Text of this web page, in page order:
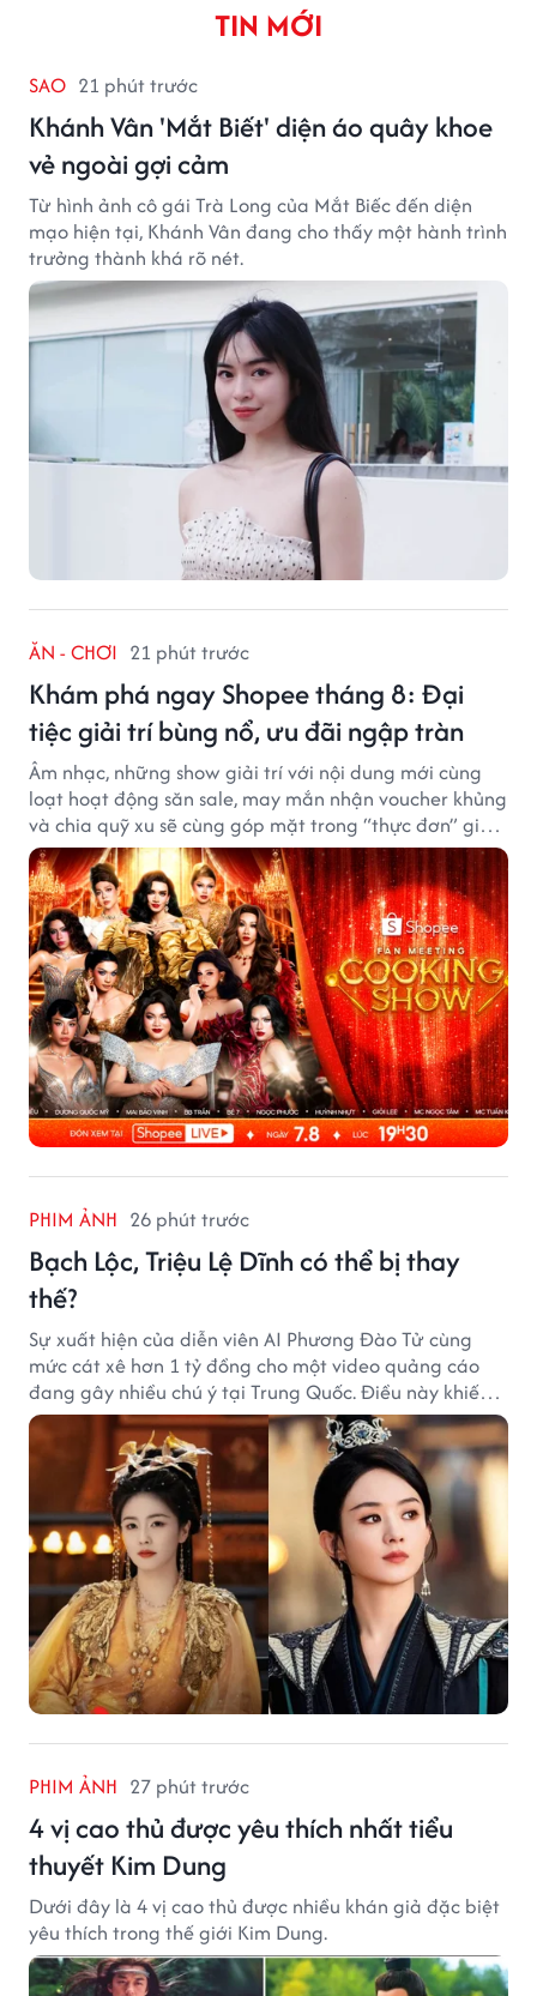
TIN MỚI
SAO 21 phút trước
Khánh Vân 'Mắt Biết' diện áo quây khoe
vẻ ngoài gợi cảm
Từ hình ảnh cô gái Trà Long của Mắt Biếc đến diện
mạo hiện tại, Khánh Vân đang cho thấy một hành trình
trưởng thành khá rõ nét.
ĂN - CHƠI 21 phút trước
Khám phá ngay Shopee tháng 8: Đại
tiệc giải trí bùng nổ, ưu đãi ngập tràn
Âm nhạc, những show giải trí với nội dung mới cùng
loạt hoạt động săn sale, may mắn nhận voucher khủng
và chia quỹ xu sẽ cùng góp mặt trong “thực đơn” giải
trí cuối tuần trên Shopee, diễn ra liên tiếp vào ngày
7/8 và 8/8.
PHIM ẢNH 26 phút trước
Bạch Lộc, Triệu Lệ Dĩnh có thể bị thay
thế?
Sự xuất hiện của diễn viên AI Phương Đào Tử cùng
mức cát xê hơn 1 tỷ đồng cho một video quảng cáo
đang gây nhiều chú ý tại Trung Quốc. Điều này khiến
không ít người đặt câu hỏi liệu những ngôi sao hàng
đầu như Bạch Lộc, Triệu Lệ Dĩnh có thể bị thay thế
trong tương lai.
PHIM ẢNH 27 phút trước
4 vị cao thủ được yêu thích nhất tiểu
thuyết Kim Dung
Dưới đây là 4 vị cao thủ được nhiều khán giả đặc biệt
yêu thích trong thế giới Kim Dung.